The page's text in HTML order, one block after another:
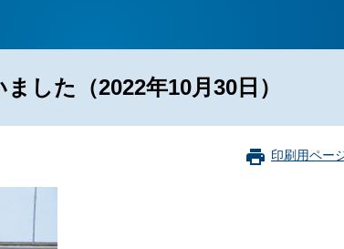
ルギー研究所
した（2022年10月30日）
印刷用ペー